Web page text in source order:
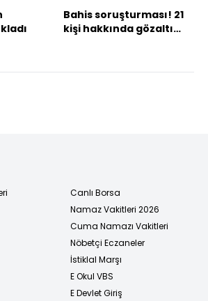
Bahis soruşturması! 21
kişi hakkında gözaltı
Canlı Borsa
Namaz Vakitleri 2026
Cuma Namazı Vakitleri
Nöbetçi Eczaneler
İstiklal Marşı
E Okul VBS
E Devlet Giriş